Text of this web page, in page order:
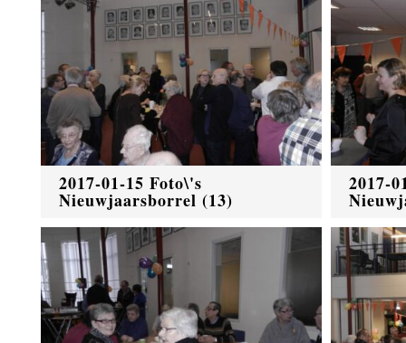
2017-01-15 Foto\'s
Nieuwjaarsborrel (13)
2017-